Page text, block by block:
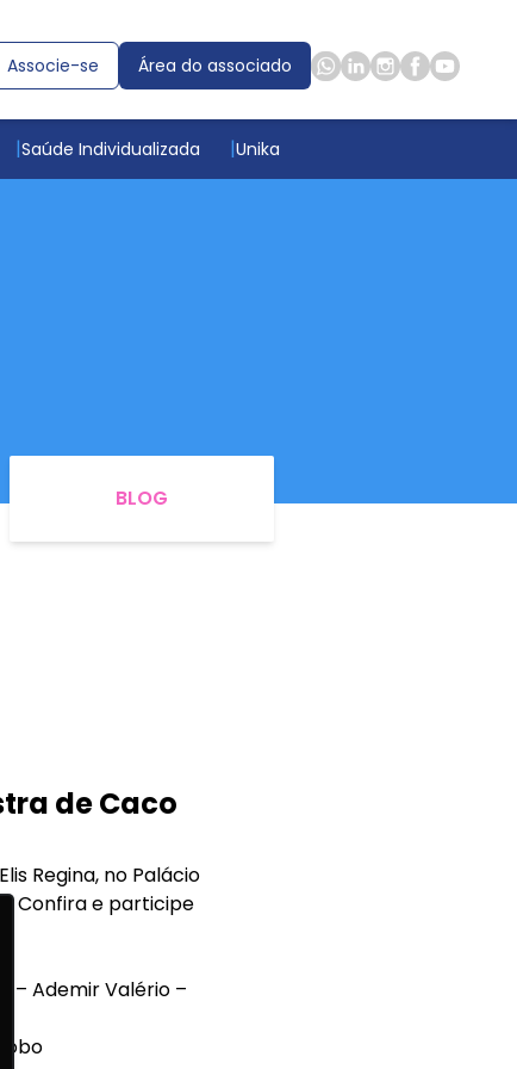
Associe-se Área do associado
Saúde Individualizada Unika
BLOG
de Caco
Regina, no Palácio
Confira e participe
– Ademir Valério –